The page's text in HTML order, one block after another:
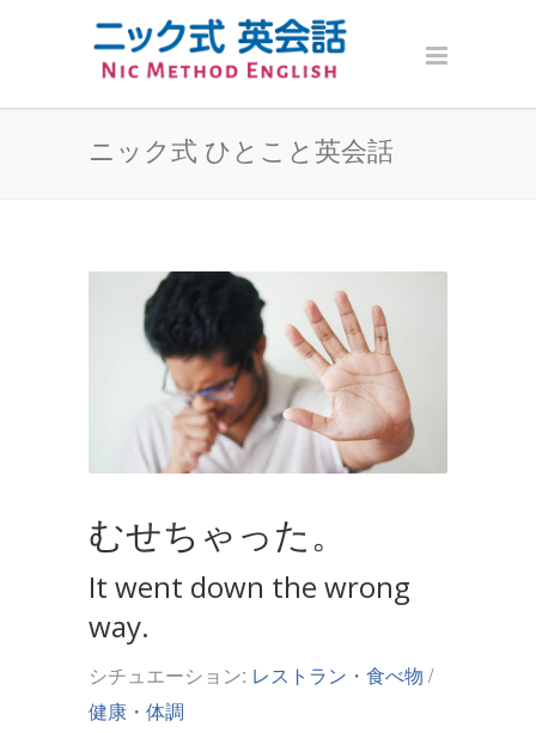
ニック式 ひとこと英会話
むせちゃった。
It went down the wrong
way.
シチュエーション: レストラン・食べ物 /
健康・体調